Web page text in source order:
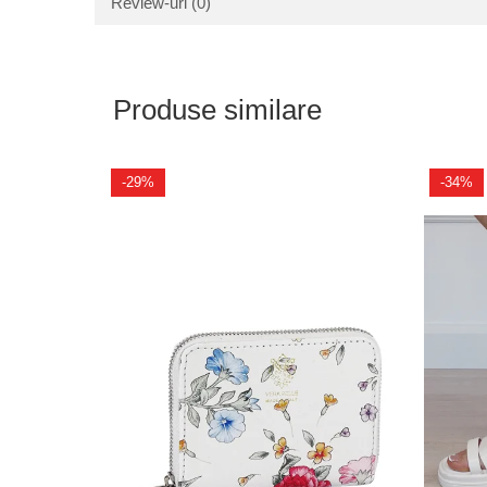
Produse similare
-29% -34%